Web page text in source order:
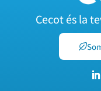
Cecot és la